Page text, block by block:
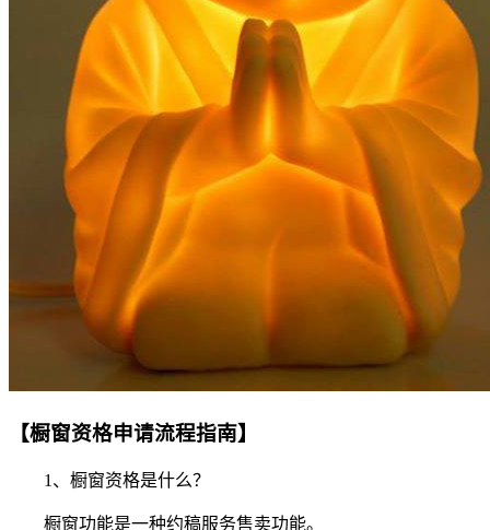
【橱窗资格申请流程指南】
1、橱窗资格是什么？
橱窗功能是一种约稿服务售卖功能。